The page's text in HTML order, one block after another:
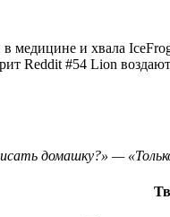
Lion
домашку?» —